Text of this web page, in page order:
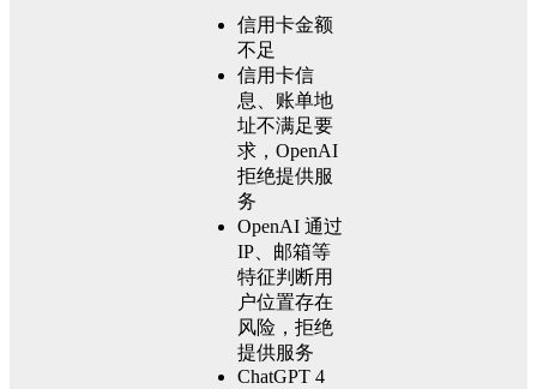
信用卡金额
不足
信用卡信
息、账单地
址不满足要
求，OpenAI
拒绝提供服
务
OpenAI 通过
IP、邮箱等
特征判断用
户位置存在
风险，拒绝
提供服务
ChatGPT 4